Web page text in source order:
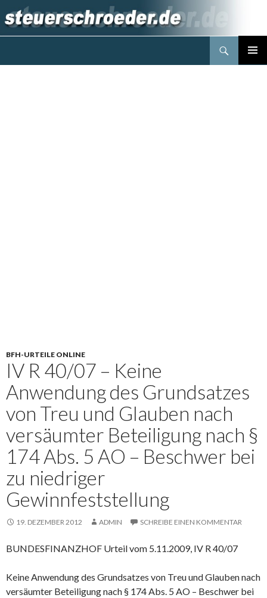
BFH-URTEILE ONLINE
IV R 40/07 – Keine
Anwendung des Grundsatzes
von Treu und Glauben nach
versäumter Beteiligung nach §
174 Abs. 5 AO – Beschwer bei
zu niedriger
Gewinnfeststellung
19. DEZEMBER 2012 ADMIN SCHREIBE EINEN KOMMENTAR
BUNDESFINANZHOF Urteil vom 5.11.2009, IV R 40/07
Keine Anwendung des Grundsatzes von Treu und Glauben nach
versäumter Beteiligung nach § 174 Abs. 5 AO – Beschwer bei